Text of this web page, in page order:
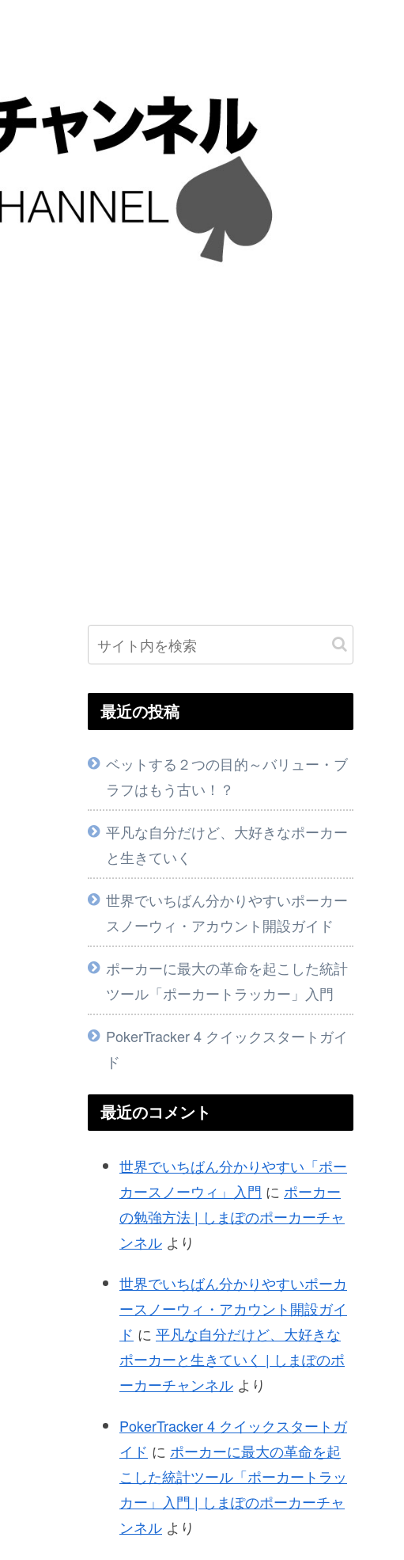
最近の投稿
ベットする２つの目的～バリュー・ブ
ラフはもう古い！？
平凡な自分だけど、大好きなポーカー
と生きていく
世界でいちばん分かりやすいポーカー
スノーウィ・アカウント開設ガイド
ポーカーに最大の革命を起こした統計
ツール「ポーカートラッカー」入門
PokerTracker 4 クイックスタートガイ
ド
最近のコメント
世界でいちばん分かりやすい「ポー
カースノーウィ」入門 に ポーカー
の勉強方法 | しまぽのポーカーチャ
ンネル より
世界でいちばん分かりやすいポーカ
ースノーウィ・アカウント開設ガイ
ド に 平凡な自分だけど、大好きな
ポーカーと生きていく | しまぽのポ
ーカーチャンネル より
PokerTracker 4 クイックスタートガ
イド に ポーカーに最大の革命を起
こした統計ツール「ポーカートラッ
カー」入門 | しまぽのポーカーチャ
ンネル より